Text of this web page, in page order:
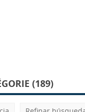
(189)